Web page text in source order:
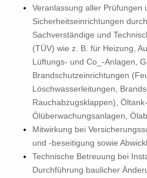
Veranlassung aller Prüfungen
Sicherheitseinrichtungen
Sachverständige und
(TÜV) wie z. B. für Heizung,
Lüftungs- und Co_-Anlagen,
Brandschutzeinrichtungen
Löschwasserleitungen,
Rauchabzugsklappen),
Ölüberwachungsanlagen,
Mitwirkung bei
und -beseitigung sowie
Technische Betreuung bei
Durchführung baulicher